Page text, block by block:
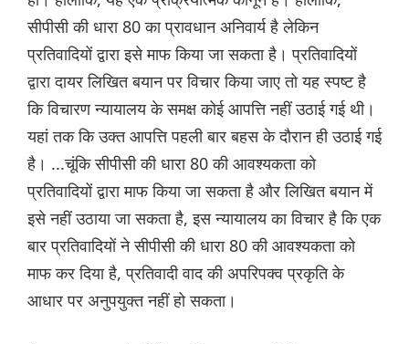
सीपीसी की धारा 80 का प्रावधान अनिवार्य है लेकिन
प्रतिवादियों द्वारा इसे माफ किया जा सकता है। प्रतिवादियों
द्वारा दायर लिखित बयान पर विचार किया जाए तो यह स्पष्ट है
कि विचारण न्यायालय के समक्ष कोई आपत्ति नहीं उठाई गई थी।
यहां तक कि उक्त आपत्ति पहली बार बहस के दौरान ही उठाई गई
है। ...चूंकि सीपीसी की धारा 80 की आवश्यकता को
प्रतिवादियों द्वारा माफ किया जा सकता है और लिखित बयान में
इसे नहीं उठाया जा सकता है, इस न्यायालय का विचार है कि एक
बार प्रतिवादियों ने सीपीसी की धारा 80 की आवश्यकता को
माफ कर दिया है, प्रतिवादी वाद की अपरिपक्व प्रकृति के
आधार पर अनुपयुक्त नहीं हो सकता।